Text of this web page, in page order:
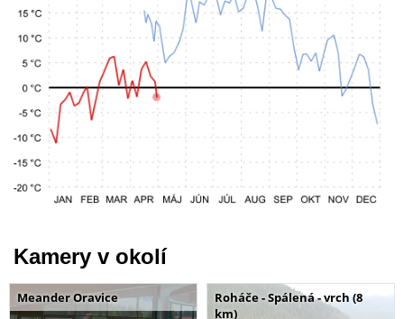
Kamery v okolí
Meander Oravice
Roháče - Spálená - vrch (8
km)